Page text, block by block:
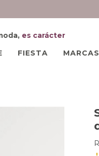
es carácter
FIESTA MARCAS